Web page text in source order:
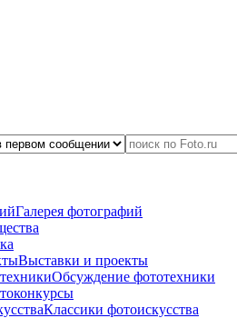
Галерея фотографий
Выставки и проекты
Обсуждение фототехники
Классики фотоискусства